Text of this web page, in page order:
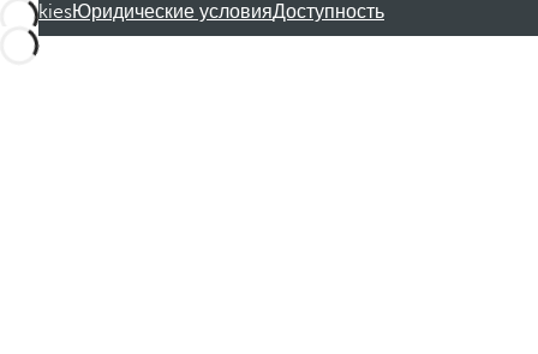
CookiesЮридические условияДоступность